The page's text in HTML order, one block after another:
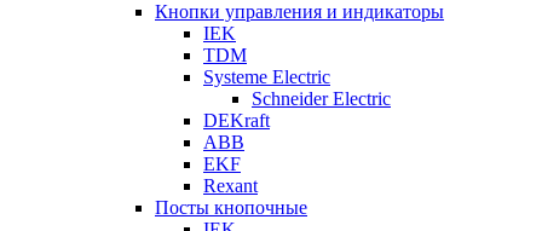
Кнопки управления и индикаторы
IEK
TDM
Systeme Electric
Schneider Electric
DEKraft
ABB
EKF
Rexant
Посты кнопочные